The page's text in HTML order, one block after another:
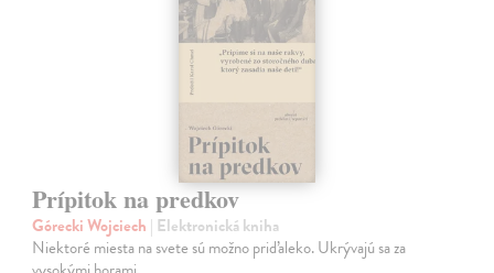
Prípitok na predkov
Górecki Wojciech | Elektronická kniha
Niektoré miesta na svete sú možno priďaleko. Ukrývajú sa za